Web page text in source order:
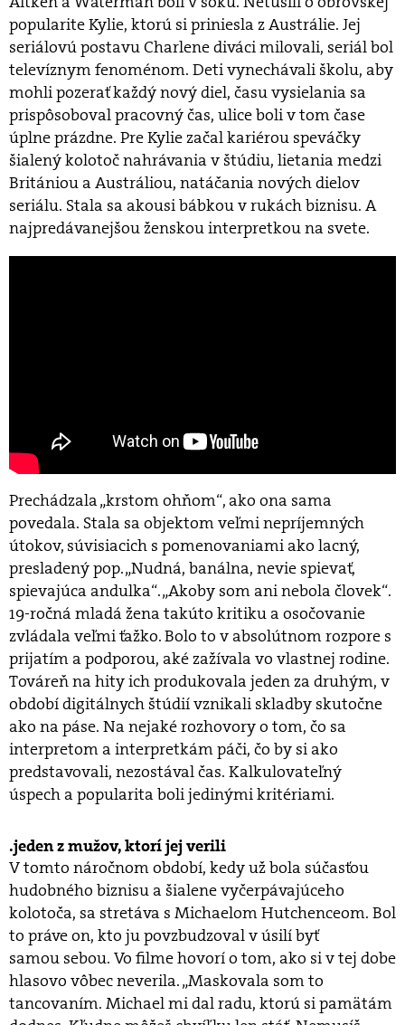
popularite Kylie, ktorú si priniesla z Austrálie. Jej
seriálovú postavu Charlene diváci milovali, seriál bol
televíznym fenoménom. Deti vynechávali školu, aby
mohli pozerať každý nový diel, času vysielania sa
prispôsoboval pracovný čas, ulice boli v tom čase
úplne prázdne. Pre Kylie začal kariérou speváčky
šialený kolotoč nahrávania v štúdiu, lietania medzi
Britániou a Austráliou, natáčania nových dielov
seriálu. Stala sa akousi bábkou v rukách biznisu. A
najpredávanejšou ženskou interpretkou na svete.
Prechádzala „krstom ohňom“, ako ona sama
povedala. Stala sa objektom veľmi nepríjemných
útokov, súvisiacich s pomenovaniami ako lacný,
presladený pop. „Nudná, banálna, nevie spievať,
spievajúca andulka“. „Akoby som ani nebola človek“.
19-ročná mladá žena takúto kritiku a osočovanie
zvládala veľmi ťažko. Bolo to v absolútnom rozpore s
prijatím a podporou, aké zažívala vo vlastnej rodine.
Továreň na hity ich produkovala jeden za druhým, v
období digitálnych štúdií vznikali skladby skutočne
ako na páse. Na nejaké rozhovory o tom, čo sa
interpretom a interpretkám páči, čo by si ako
predstavovali, nezostával čas. Kalkulovateľný
úspech a popularita boli jedinými kritériami.
jeden z mužov, ktorí jej verili
V tomto náročnom období, kedy už bola súčasťou
hudobného biznisu a šialene vyčerpávajúceho
kolotoča, sa stretáva s Michaelom Hutchenceom. Bol
to práve on, kto ju povzbudzoval v úsilí byť
samou sebou. Vo filme hovorí o tom, ako si v tej dobe
hlasovo vôbec neverila. „Maskovala som to
tancovaním. Michael mi dal radu, ktorú si pamätám